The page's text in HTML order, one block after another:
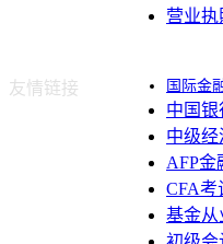
营业执
友情链接 国际金
中国
中级经
AFP金
CFA考
基金从